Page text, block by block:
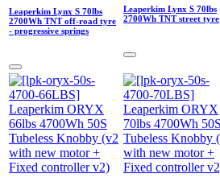
Leaperkim Lynx S 70lbs
2700Wh TNT off-road tyre
- progressive springs
Leaperkim Lynx S 70lbs
2700Wh TNT street tyre